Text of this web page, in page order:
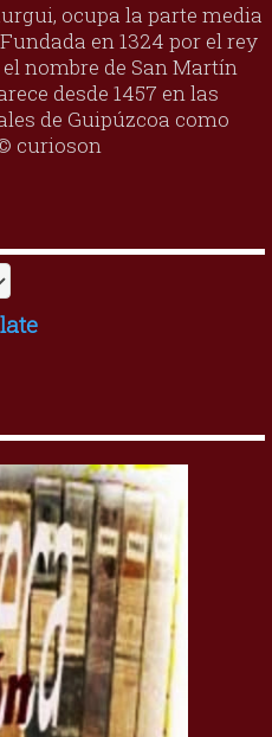
ocupa la parte media
en 1324 por el rey
nombre de San Martín
desde 1457 en las
de Guipúzcoa como
curioson